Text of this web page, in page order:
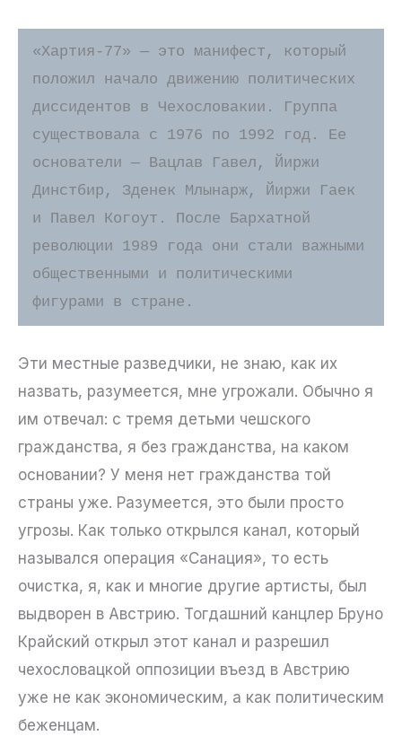
«Хартия-77» — это манифест, который
положил начало движению политических
диссидентов в Чехословакии. Группа
существовала с 1976 по 1992 год. Ее
основатели — Вацлав Гавел, Йиржи
Динстбир, Зденек Млынарж, Йиржи Гаек
и Павел Когоут. После Бархатной
революции 1989 года они стали важными
общественными и политическими
фигурами в стране.
Эти местные разведчики, не знаю, как их
назвать, разумеется, мне угрожали. Обычно я
им отвечал: с тремя детьми чешского
гражданства, я без гражданства, на каком
основании? У меня нет гражданства той
страны уже. Разумеется, это были просто
угрозы. Как только открылся канал, который
назывался операция «Санация», то есть
очистка, я, как и многие другие артисты, был
выдворен в Австрию. Тогдашний канцлер Бруно
Крайский открыл этот канал и разрешил
чехословацкой оппозиции въезд в Австрию
уже не как экономическим, а как политическим
беженцам.